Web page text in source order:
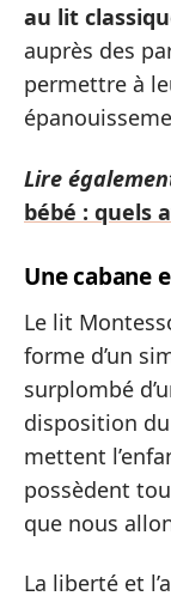
au lit
auprès des
permettre à
Lire
bébé : quels
Une cabane
Le lit
forme d’un
surplombé
disposition
mettent
possèdent
que nous
La liberté et